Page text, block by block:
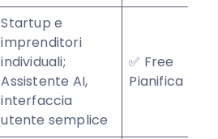
Startup e
imprenditori
individuali;
Assistente AI,
interfaccia
utente semplice
✅ Free
Pianifica